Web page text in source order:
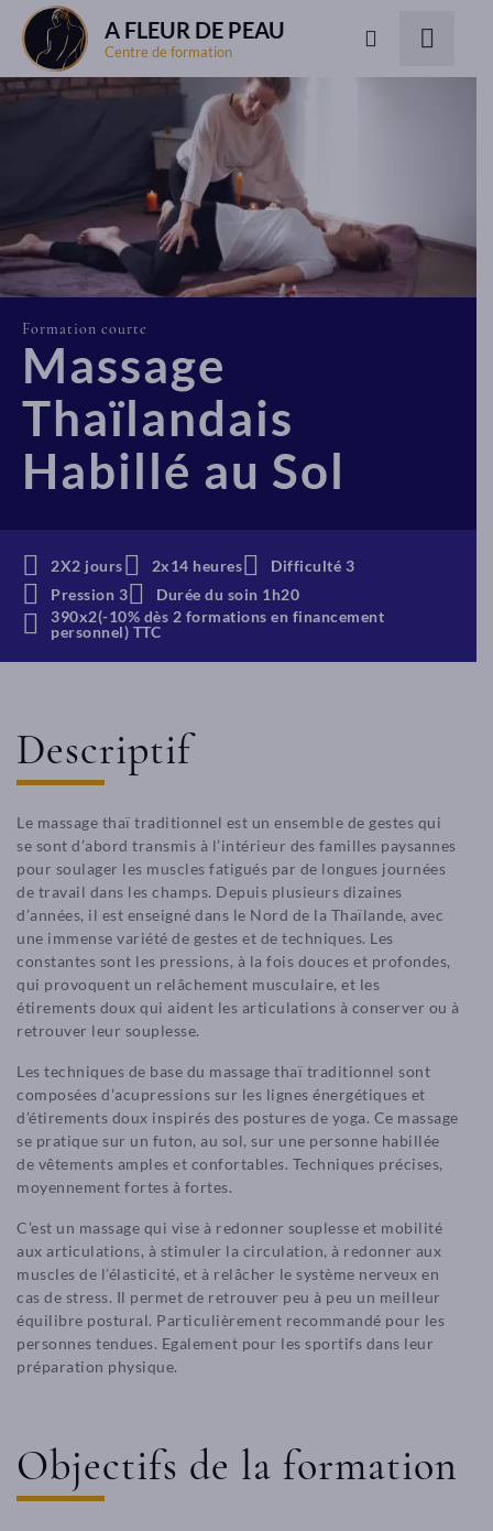
A FLEUR DE PEAU
Centre de formation
Formation courte
Massage
Thaïlandais
Habillé au Sol
2X2 jours 2x14 heures
Difficulté 3
Pression 3
Durée du soin 1h20
390x2(-10% dès 2 formations en financement
personnel) TTC
Descriptif
Le massage thaï traditionnel est un ensemble de gestes qui
se sont d’abord transmis à l’intérieur des familles paysannes
pour soulager les muscles fatigués par de longues journées
de travail dans les champs. Depuis plusieurs dizaines
d’années, il est enseigné dans le Nord de la Thaïlande, avec
une immense variété de gestes et de techniques. Les
constantes sont les pressions, à la fois douces et profondes,
qui provoquent un relâchement musculaire, et les
étirements doux qui aident les articulations à conserver ou à
retrouver leur souplesse.
Les techniques de base du massage thaï traditionnel sont
composées d’acupressions sur les lignes énergétiques et
d’étirements doux inspirés des postures de yoga. Ce massage
se pratique sur un futon, au sol, sur une personne habillée
de vêtements amples et confortables. Techniques précises,
moyennement fortes à fortes.
C’est un massage qui vise à redonner souplesse et mobilité
aux articulations, à stimuler la circulation, à redonner aux
muscles de l’élasticité, et à relâcher le système nerveux en
cas de stress. Il permet de retrouver peu à peu un meilleur
équilibre postural. Particulièrement recommandé pour les
personnes tendues. Egalement pour les sportifs dans leur
préparation physique.
Objectifs de la formation